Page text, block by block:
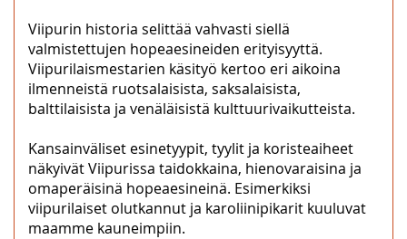
Viipurin historia selittää vahvasti siellä
valmistettujen hopeaesineiden erityisyyttä.
Viipurilaismestarien käsityö kertoo eri aikoina
ilmenneistä ruotsalaisista, saksalaisista,
balttilaisista ja venäläisistä kulttuurivaikutteista.
Kansainväliset esinetyypit, tyylit ja koristeaiheet
näkyivät Viipurissa taidokkaina, hienovaraisina ja
omaperäisinä hopeaesineinä. Esimerkiksi
viipurilaiset olutkannut ja karoliinipikarit kuuluvat
maamme kauneimpiin.